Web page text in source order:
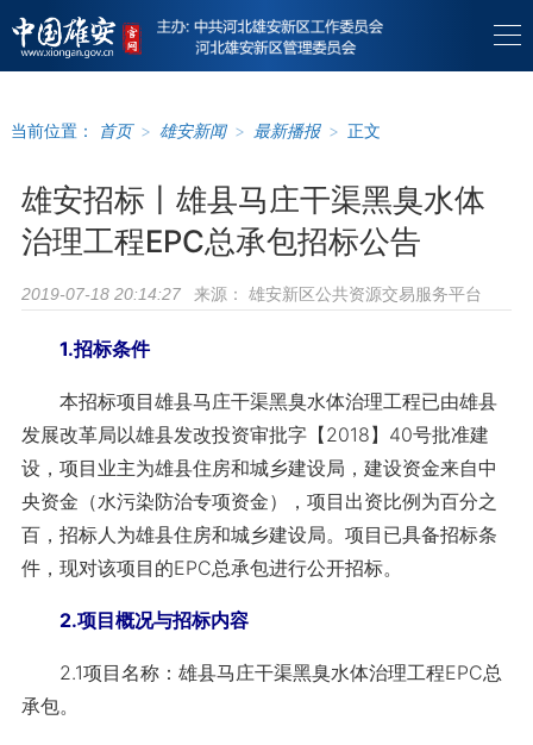
当前位置： 首页 > 雄安新闻 > 最新播报 > 正文
雄安招标丨雄县马庄干渠黑臭水体
治理工程EPC总承包招标公告
2019-07-18 20:14:27 来源： 雄安新区公共资源交易服务平台
1.招标条件
本招标项目雄县马庄干渠黑臭水体治理工程已由雄县
发展改革局以雄县发改投资审批字【2018】40号批准建
设，项目业主为雄县住房和城乡建设局，建设资金来自中
央资金（水污染防治专项资金），项目出资比例为百分之
百，招标人为雄县住房和城乡建设局。项目已具备招标条
件，现对该项目的EPC总承包进行公开招标。
2.项目概况与招标内容
2.1项目名称：雄县马庄干渠黑臭水体治理工程EPC总
承包。